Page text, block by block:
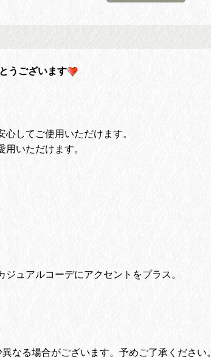
うございます
してご使用いただけます。
いただけます。
ュアルコーデにアクセントをプラス。
なる場合がございます。予めご了承ください。